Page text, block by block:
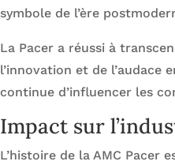
symbole de l’ère
La Pacer a réussi à
l’innovation et de l’audace
continue d’influencer les
Impact sur
L’histoire de la AMC Pacer